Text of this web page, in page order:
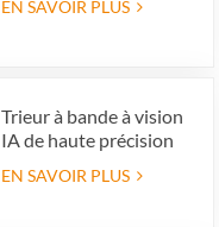
de rejet intégré,
d'œuvre
EN SAVOIR PLUS
Trieur à bande à vision
IA de haute précision
EN SAVOIR PLUS